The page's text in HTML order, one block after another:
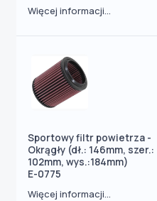
Więcej informacji...
Sportowy filtr powietrza -
Okrągły (dł.: 146mm, szer.:
102mm, wys.:184mm)
E-0775
Więcej informacji...